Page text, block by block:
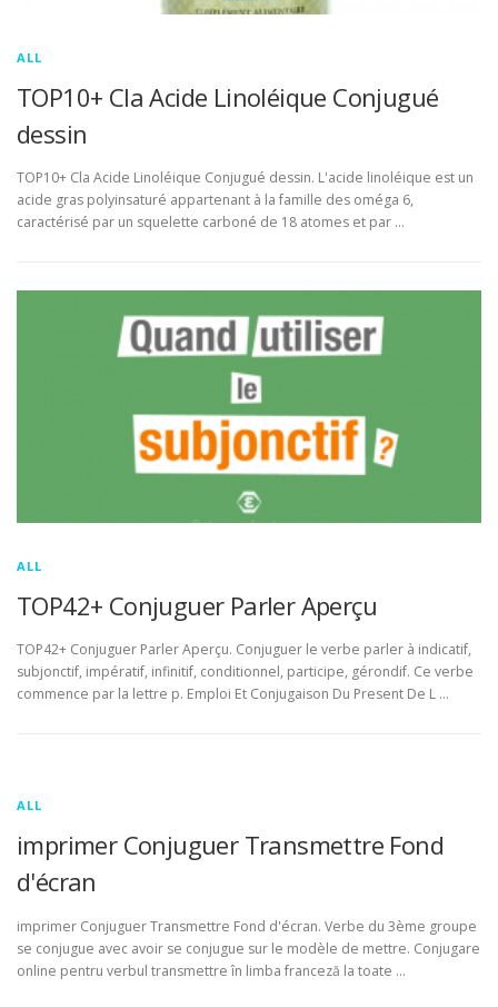
ALL
TOP10+ Cla Acide Linoléique Conjugué
dessin
TOP10+ Cla Acide Linoléique Conjugué dessin. L'acide linoléique est un
acide gras polyinsaturé appartenant à la famille des oméga 6,
caractérisé par un squelette carboné de 18 atomes et par …
ALL
TOP42+ Conjuguer Parler Aperçu
TOP42+ Conjuguer Parler Aperçu. Conjuguer le verbe parler à indicatif,
subjonctif, impératif, infinitif, conditionnel, participe, gérondif. Ce verbe
commence par la lettre p. Emploi Et Conjugaison Du Present De L …
ALL
imprimer Conjuguer Transmettre Fond
d'écran
imprimer Conjuguer Transmettre Fond d'écran. Verbe du 3ème groupe
se conjugue avec avoir se conjugue sur le modèle de mettre. Conjugare
online pentru verbul transmettre în limba franceză la toate …